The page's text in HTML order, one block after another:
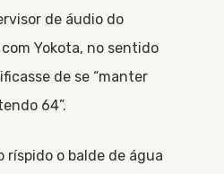
de áudio do
Yokota, no sentido
de se “manter
64”.
ríspido o balde de água